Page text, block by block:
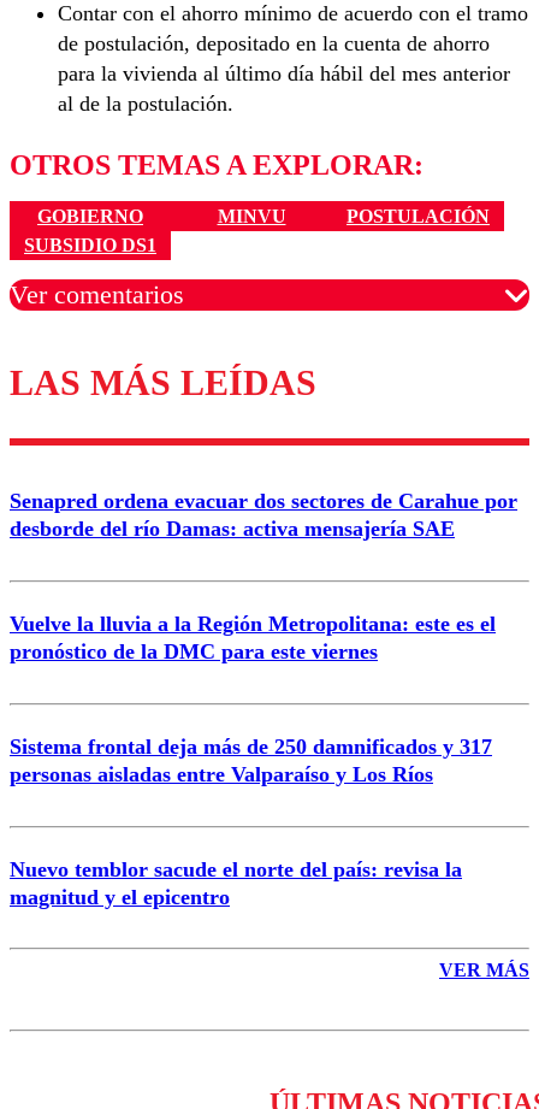
Contar con el ahorro mínimo de acuerdo con el tramo
de postulación, depositado en la cuenta de ahorro
para la vivienda al último día hábil del mes anterior
al de la postulación.
OTROS TEMAS A EXPLORAR:
GOBIERNO MINVU
POSTULACIÓN
SUBSIDIO DS1
Ver comentarios
Los comentarios son moderados para garantizar un
diálogo respetuoso.
Correo
Enviar comentario
LAS MÁS LEÍDAS
Senapred ordena evacuar dos sectores de Carahue por
desborde del río Damas: activa mensajería SAE
Vuelve la lluvia a la Región Metropolitana: este es el
pronóstico de la DMC para este viernes
Sistema frontal deja más de 250 damnificados y 317
personas aisladas entre Valparaíso y Los Ríos
Nuevo temblor sacude el norte del país: revisa la
magnitud y el epicentro
VER MÁS